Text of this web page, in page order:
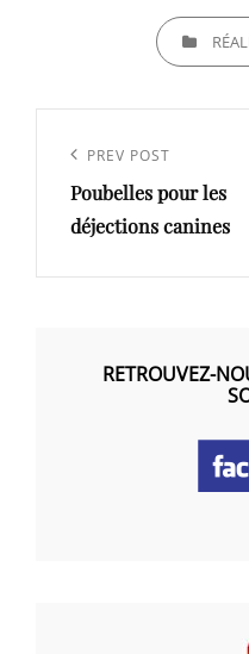
CATEGORIES
l’article
Previous
Post
PREV POST
Poubelles pour les
déjections canines
RETROUVEZ-